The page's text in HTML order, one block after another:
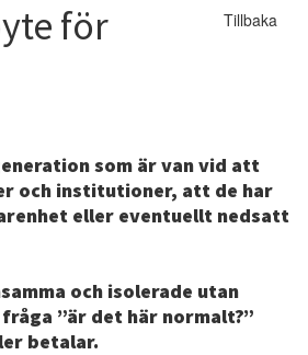
Tillbaka
för
som är van vid att
och institutioner, att de har
eller eventuellt nedsatt
och isolerade utan
”är det här normalt?”
betalar.